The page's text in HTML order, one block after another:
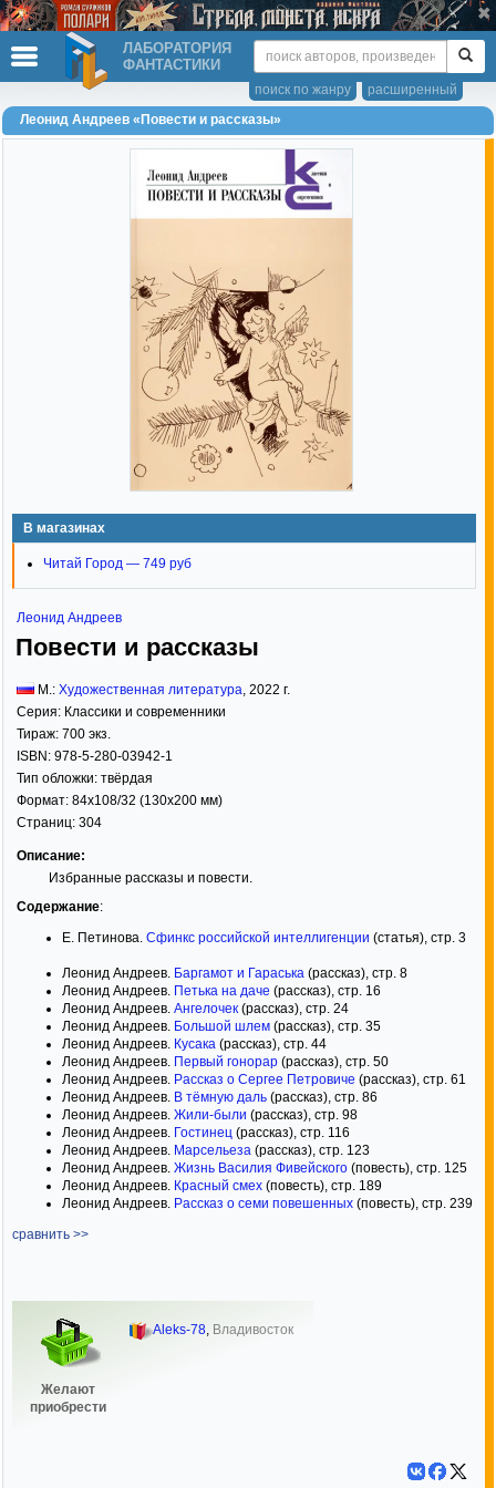
ЛАБОРАТОРИЯ
ФАНТАСТИКИ
расширенный
поиск по жанру
Леонид Андреев «Повести и рассказы»
В магазинах
Читай Город — 749 руб
Леонид Андреев
Повести и рассказы
М.: Художественная литература 2022 г.
Серия: Классики и современники
Тираж: 700 экз.
ISBN: 978-5-280-03942-1
Тип обложки: твёрдая
Формат: 84x108/32 (130x200 мм)
Страниц: 304
Описание:
Избранные рассказы и повести.
Содержание:
Е. Петинова. Сфинкс российской интеллигенции (статья), стр. 3
Леонид Андреев. Баргамот и Гараська (рассказ), стр. 8
Леонид Андреев. Петька на даче (рассказ), стр. 16
Леонид Андреев. Ангелочек (рассказ), стр. 24
Леонид Андреев. Большой шлем (рассказ), стр. 35
Леонид Андреев. Кусака (рассказ), стр. 44
Леонид Андреев. Первый гонорар (рассказ), стр. 50
Леонид Андреев. Рассказ о Сергее Петровиче (рассказ), стр. 61
Леонид Андреев. В тёмную даль (рассказ), стр. 86
Леонид Андреев. Жили-были (рассказ), стр. 98
Леонид Андреев. Гостинец (рассказ), стр. 116
Леонид Андреев. Марсельеза (рассказ), стр. 123
Леонид Андреев. Жизнь Василия Фивейского (повесть), стр. 125
Леонид Андреев. Красный смех (повесть), стр. 189
Леонид Андреев. Рассказ о семи повешенных (повесть), стр. 239
сравнить >>
Желают
приобрести
Aleks-78, Владивосток